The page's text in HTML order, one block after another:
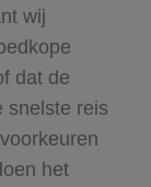
wij
dat de
snelste reis
het